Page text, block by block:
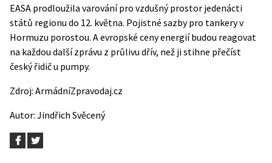
EASA prodloužila varovánípro vzdušný prostor jedenácti
států regionu do 12. května. Pojistné sazby pro tankery v
Hormuzu porostou. A evropské ceny energií budou reagovat
na každou další zprávu z průlivu dřív, než ji stihne přečíst
český řidič u pumpy.
Zdroj: ArmádníZpravodaj.cz
Autor: Jindřich Svěcený